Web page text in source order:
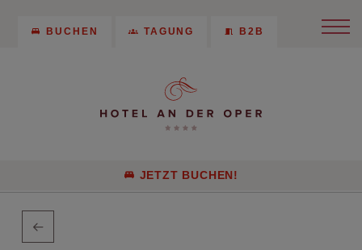
BUCHEN TAGUNG B2B
JETZT BUCHEN!